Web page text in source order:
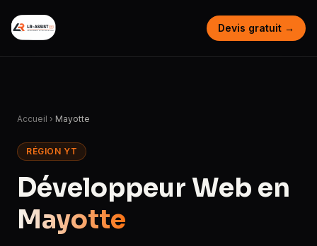
Devis gratuit →
Accueil › Mayotte
RÉGION YT
Développeur Web en
Mayotte